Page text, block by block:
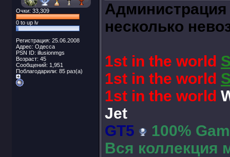
Очки: 33,309
0 to up lv
Регистрация: 25.06.2008
Адрес: Одесса
PSN ID: illusionmgs
Возраст: 45
Сообщений: 1,951
Поблагодарили: 85 раз(а)
несколько
1st in the world
1st in the world
1st in the world
Jet
GT5
100%
Вся коллекция